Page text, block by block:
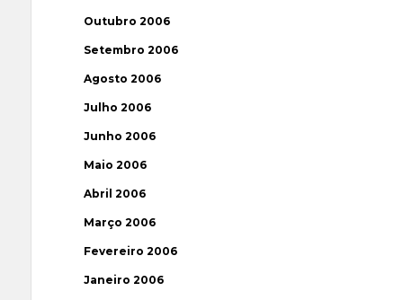
Outubro 2006
Setembro 2006
Agosto 2006
Julho 2006
Junho 2006
Maio 2006
Abril 2006
Março 2006
Fevereiro 2006
Janeiro 2006